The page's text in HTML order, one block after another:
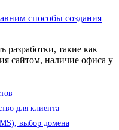
способы создания
такие как
сайтом, наличие офиса у
для клиента
выбор домена